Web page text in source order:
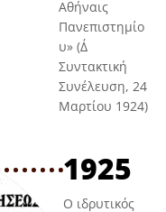
Αθήναις
Πανεπιστημίο
υ» (Δ΄
Συντακτική
Συνέλευση, 24
Μαρτίου 1924)
1925
Ο ιδρυτικός